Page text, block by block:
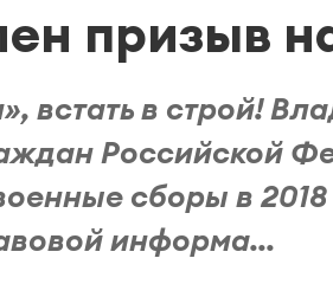
призыв
встать в строй!
Российской
сборы в
информа...